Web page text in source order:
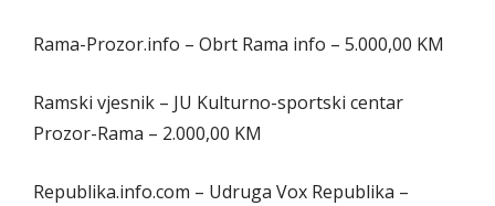
Rama-Prozor.info – Obrt Rama info – 5.000,00 KM
Ramski vjesnik – JU Kulturno-sportski centar
Prozor-Rama – 2.000,00 KM
Republika.info.com – Udruga Vox Republika –